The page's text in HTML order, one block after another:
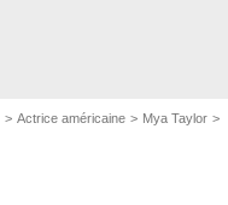
Actrice américaine Mya Taylor